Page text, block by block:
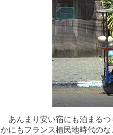
あんまり安い宿にも泊まるつ
かにもフランス植民地時代のな